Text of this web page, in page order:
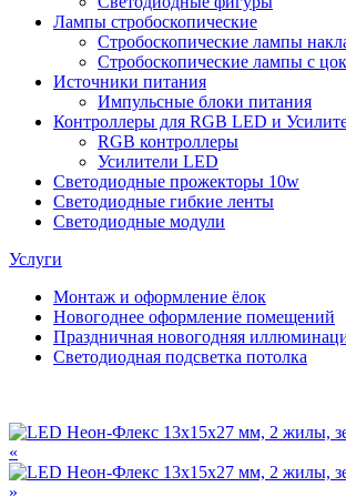
Лампы стробоскопические
Стробоскопические лампы
Стробоскопические лампы с
Источники питания
Импульсные блоки питания
Контроллеры для RGB LED и
RGB контроллеры
Усилители LED
Светодиодные прожекторы 10w
Светодиодные гибкие ленты
Светодиодные модули
Услуги
Монтаж и оформление ёлок
Новогоднее оформление помещений
Праздничная новогодняя
Светодиодная подсветка потолка
«
»